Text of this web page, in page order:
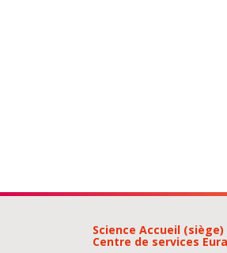
Science Accueil (siège)
Centre de services